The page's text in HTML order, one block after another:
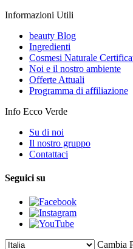
Informazioni Utili
beauty Blog
Ingredienti
Cosmesi Naturale
Noi e il nostro ambiente
Offerte Attuali
Programma di affiliazione
Info Ecco Verde
Su di noi
Il nostro gruppo
Contattaci
Seguici su
Cambia